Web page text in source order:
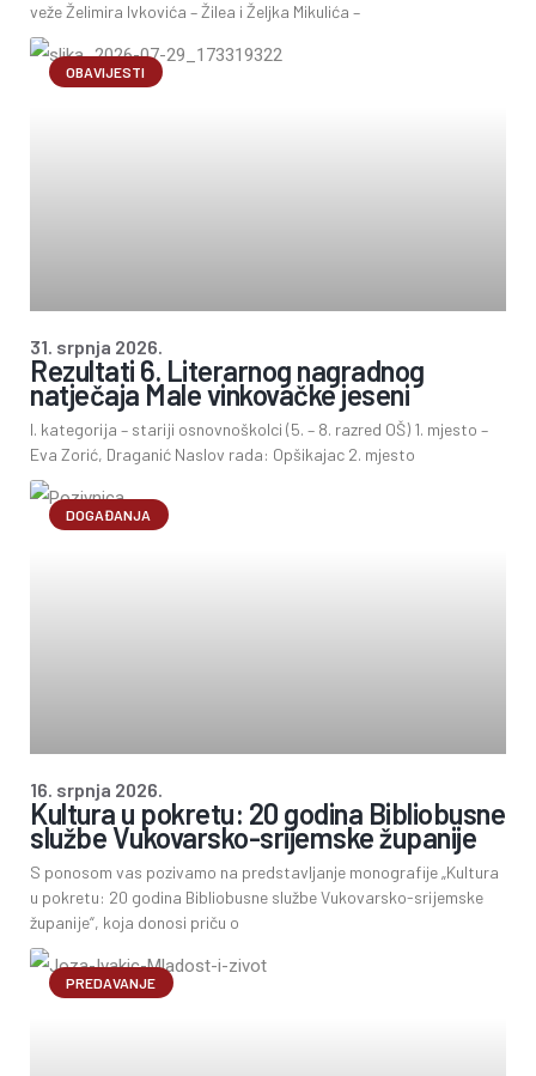
veže Želimira Ivkovića – Žilea i Željka Mikulića –
OBAVIJESTI
Rezultati 6. Literarnog nagradnog
natječaja Male vinkovačke jeseni
I. kategorija – stariji osnovnoškolci (5. – 8. razred OŠ) 1. mjesto –
Eva Zorić, Draganić Naslov rada: Opšikajac 2. mjesto
31. srpnja 2026.
DOGAĐANJA
Kultura u pokretu: 20 godina Bibliobusne
službe Vukovarsko-srijemske županije
S ponosom vas pozivamo na predstavljanje monografije „Kultura
u pokretu: 20 godina Bibliobusne službe Vukovarsko-srijemske
županije“, koja donosi priču o
16. srpnja 2026.
PREDAVANJE